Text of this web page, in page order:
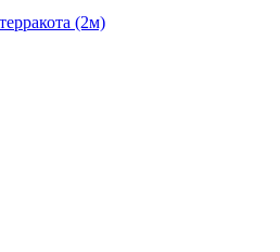
(2м)